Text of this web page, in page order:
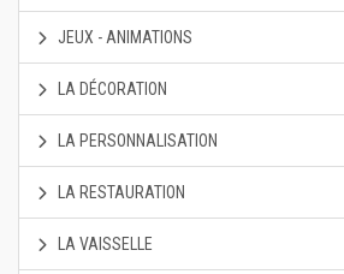
JEUX - ANIMATIONS
LA DÉCORATION
LA PERSONNALISATION
LA RESTAURATION
LA VAISSELLE